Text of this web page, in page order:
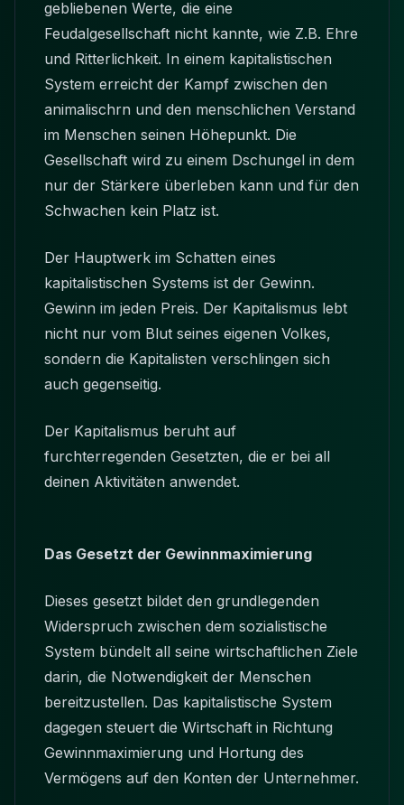
gebliebenen Werte, die eine
Feudalgesellschaft nicht kannte, wie Z.B. Ehre
und Ritterlichkeit. In einem kapitalistischen
System erreicht der Kampf zwischen den
animalischrn und den menschlichen Verstand
im Menschen seinen Höhepunkt. Die
Gesellschaft wird zu einem Dschungel in dem
nur der Stärkere überleben kann und für den
Schwachen kein Platz ist.
Der Hauptwerk im Schatten eines
kapitalistischen Systems ist der Gewinn.
Gewinn im jeden Preis. Der Kapitalismus lebt
nicht nur vom Blut seines eigenen Volkes,
sondern die Kapitalisten verschlingen sich
auch gegenseitig.
Der Kapitalismus beruht auf
furchterregenden Gesetzten, die er bei all
deinen Aktivitäten anwendet.
Das Gesetzt der Gewinnmaximierung
Dieses gesetzt bildet den grundlegenden
Widerspruch zwischen dem sozialistische
System bündelt all seine wirtschaftlichen Ziele
darin, die Notwendigkeit der Menschen
bereitzustellen. Das kapitalistische System
dagegen steuert die Wirtschaft in Richtung
Gewinnmaximierung und Hortung des
Vermögens auf den Konten der Unternehmer.